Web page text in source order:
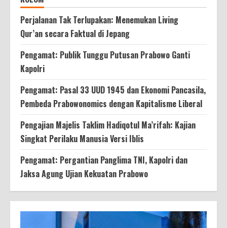
Perjalanan Tak Terlupakan: Menemukan Living
Qur’an secara Faktual di Jepang
Pengamat: Publik Tunggu Putusan Prabowo Ganti
Kapolri
Pengamat: Pasal 33 UUD 1945 dan Ekonomi Pancasila,
Pembeda Prabowonomics dengan Kapitalisme Liberal
Pengajian Majelis Taklim Hadiqotul Ma’rifah: Kajian
Singkat Perilaku Manusia Versi Iblis
Pengamat: Pergantian Panglima TNI, Kapolri dan
Jaksa Agung Ujian Kekuatan Prabowo